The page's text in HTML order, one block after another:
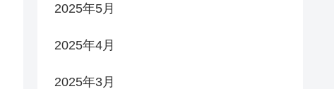
2025年5月
2025年4月
2025年3月